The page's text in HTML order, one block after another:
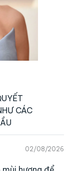
CÁC
02/08/2026